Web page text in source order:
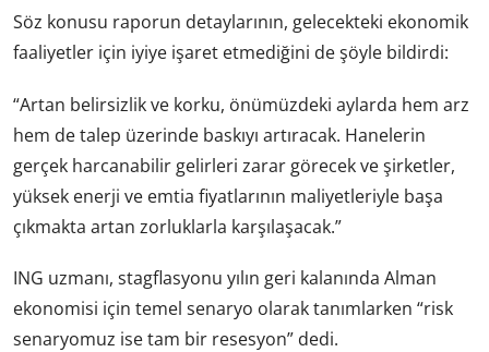
Söz konusu raporun detaylarının, gelecekteki ekonomik
faaliyetler için iyiye işaret etmediğini de şöyle bildirdi:
“Artan belirsizlik ve korku, önümüzdeki aylarda hem arz
hem de talep üzerinde baskıyı artıracak. Hanelerin
gerçek harcanabilir gelirleri zarar görecek ve şirketler,
yüksek enerji ve emtia fiyatlarının maliyetleriyle başa
çıkmakta artan zorluklarla karşılaşacak.”
ING uzmanı, stagflasyonu yılın geri kalanında Alman
ekonomisi için temel senaryo olarak tanımlarken “risk
senaryomuz ise tam bir resesyon” dedi.